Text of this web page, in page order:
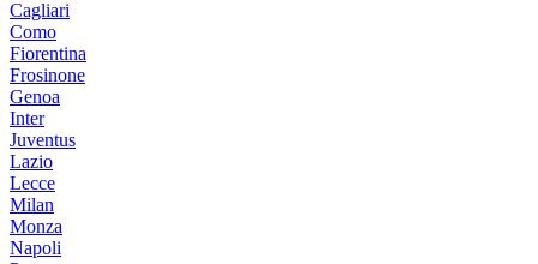
Cagliari
Como
Fiorentina
Frosinone
Genoa
Inter
Juventus
Lazio
Lecce
Milan
Monza
Napoli